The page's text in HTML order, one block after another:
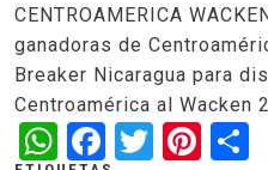
CENTROAMERICA
ganadoras de
Breaker Nicaragua para
Centroamérica al Wacken
WhatsApp
Facebook
Twitter